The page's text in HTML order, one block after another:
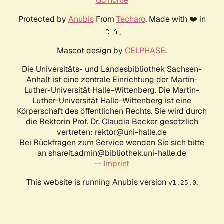
Protected by AnubisFrom Techaro. Made with ❤️ in
🇨🇦.
Mascot design by CELPHASE.
Die Universitäts- und Landesbibliothek Sachsen-
Anhalt ist eine zentrale Einrichtung der Martin-
Luther-Universität Halle-Wittenberg. Die Martin-
Luther-Universität Halle-Wittenberg ist eine
Körperschaft des öffentlichen Rechts. Sie wird durch
die Rektorin Prof. Dr. Claudia Becker gesetzlich
vertreten: rektor@uni-halle.de
Bei Rückfragen zum Service wenden Sie sich bitte
an shareit.admin@bibliothek.uni-halle.de
-- Imprint
This website is running Anubis version v1.25.0.